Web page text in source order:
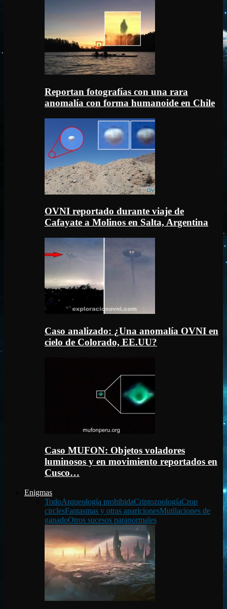
Reportan fotografías con una rara
anomalía con forma humanoide en Chile
OVNI reportado durante viaje de
Cafayate a Molinos en Salta, Argentina
Caso analizado: ¿Una anomalía OVNI en
cielo de Colorado, EE.UU?
Caso MUFON: Objetos voladores
luminosos y en movimiento reportados en
Cusco…
Enigmas
TodoArqueología prohibidaCriptozoologíaCrop
circlesFantasmas y otras aparicionesMutilaciones de
ganadoOtros sucesos paranormales